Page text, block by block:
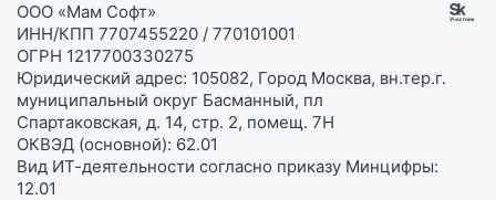
ООО «Мам Софт»
ИНН/КПП 7707455220 / 770101001
ОГРН 1217700330275
Юридический адрес: 105082, Город Москва, вн.тер.г.
муниципальный округ Басманный, пл
Спартаковская, д. 14, стр. 2, помещ. 7Н
ОКВЭД (основной): 62.01
Вид ИТ-деятельности согласно приказу Минцифры:
12.01